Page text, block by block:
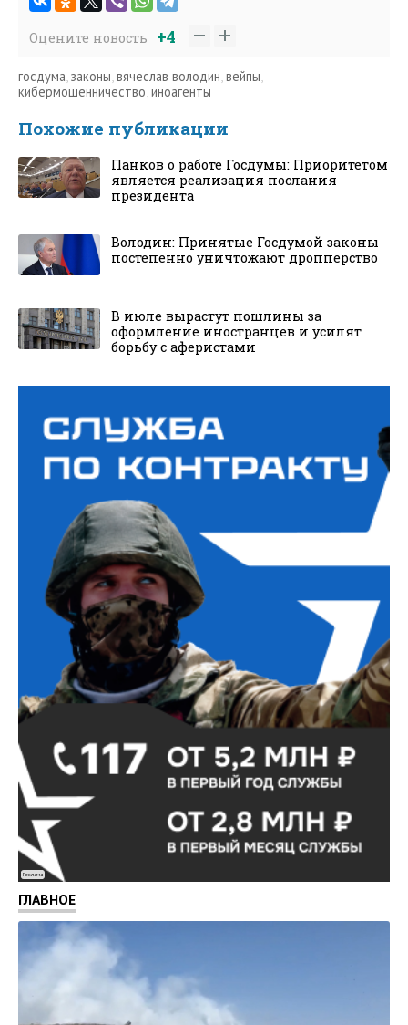
Оцените новость +4
госдума,законы,вячеслав володин,вейпы,
кибермошенничество,иноагенты
Похожие публикации
Панков о работе Госдумы: Приоритетом
является реализация послания
президента
Володин: Принятые Госдумой законы
постепенно уничтожают дропперство
В июле вырастут пошлины за
оформление иностранцев и усилят
борьбу с аферистами
Реклама
ГЛАВНОЕ